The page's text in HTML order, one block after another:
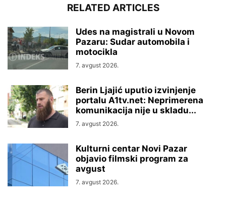
RELATED ARTICLES
Udes na magistrali u Novom
Pazaru: Sudar automobila i
motocikla
7. avgust 2026.
Berin Ljajić uputio izvinjenje
portalu A1tv.net: Neprimerena
komunikacija nije u skladu...
7. avgust 2026.
Kulturni centar Novi Pazar
objavio filmski program za
avgust
7. avgust 2026.